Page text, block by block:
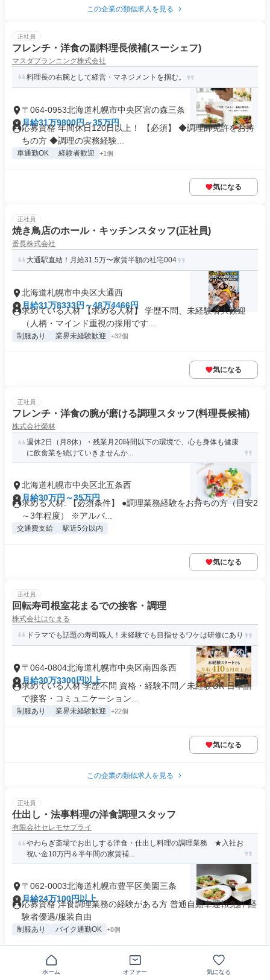
この企業の類似求人を見る
正社員
フレンチ・洋食の副料理長候補(スーシェフ)
マスダプランニング株式会社
料理長の右腕として経営・マネジメントを掴む。
〒064-0953北海道札幌市中央区宮の森三条
月給31万9800円～35万円
応募資格 年間休日120日以上！ 【必須】 ◆調理師免許をお持
ちの方 ◆調理の実務経験...
車通勤OK 経験者歓迎 +1個
気になる
正社員
焼き鳥店のホール・キッチンスタッフ(正社員)
番長株式会社
大通駅直結！月給31.5万〜家賃半額の社宅004
北海道札幌市中央区大通西
月給31万8333円～48万4466円
求めている人材 【求める人材】 学歴不問、未経験者大歓迎
（人柄・マインド重視の採用です...
制服あり 業界未経験歓迎 +32個
気になる
正社員
フレンチ・洋食の腕が磨ける調理スタッフ(料理長候補)
株式会社榮林
週休2日（月8休）・残業月20時間以下の環境で、心も身体も健康
に飲食業を続けていきませんか...
北海道札幌市中央区北五条西
月給30万円～35万円
求める人材: 【必須条件】 ●調理業務経験をお持ちの方（目安2
～3年程度） ※アルバ...
交通費支給 駅近5分以内
気になる
正社員
回転寿司根室花まるでの接客・調理
株式会社はなまる
ドラマでも話題の寿司職人！未経験でも目指せるワケは研修にあり
〒064-0804北海道札幌市中央区南四条西
月給30万3300円以上
求めている人材 学歴不問 資格・経験不問／未経験OK 日本語
で接客・コミュニケーション...
制服あり 業界未経験歓迎 +22個
気になる
この企業の類似求人を見る
正社員
仕出し・法事料理の洋食調理スタッフ
有限会社セレモサプライ
やわらぎ斎場でお出しする洋食・仕出し料理の調理業務 ★入社お
祝い金10万円＆半年間の家賃補...
〒062-0003北海道札幌市豊平区美園三条
月給24万100円以上
応募資格 洋食調理業務の経験がある方 普通自動車運転免許 経
験者優遇/服装自由
制服あり バイク通勤OK +8個
気になる
ホーム オファー 気になる